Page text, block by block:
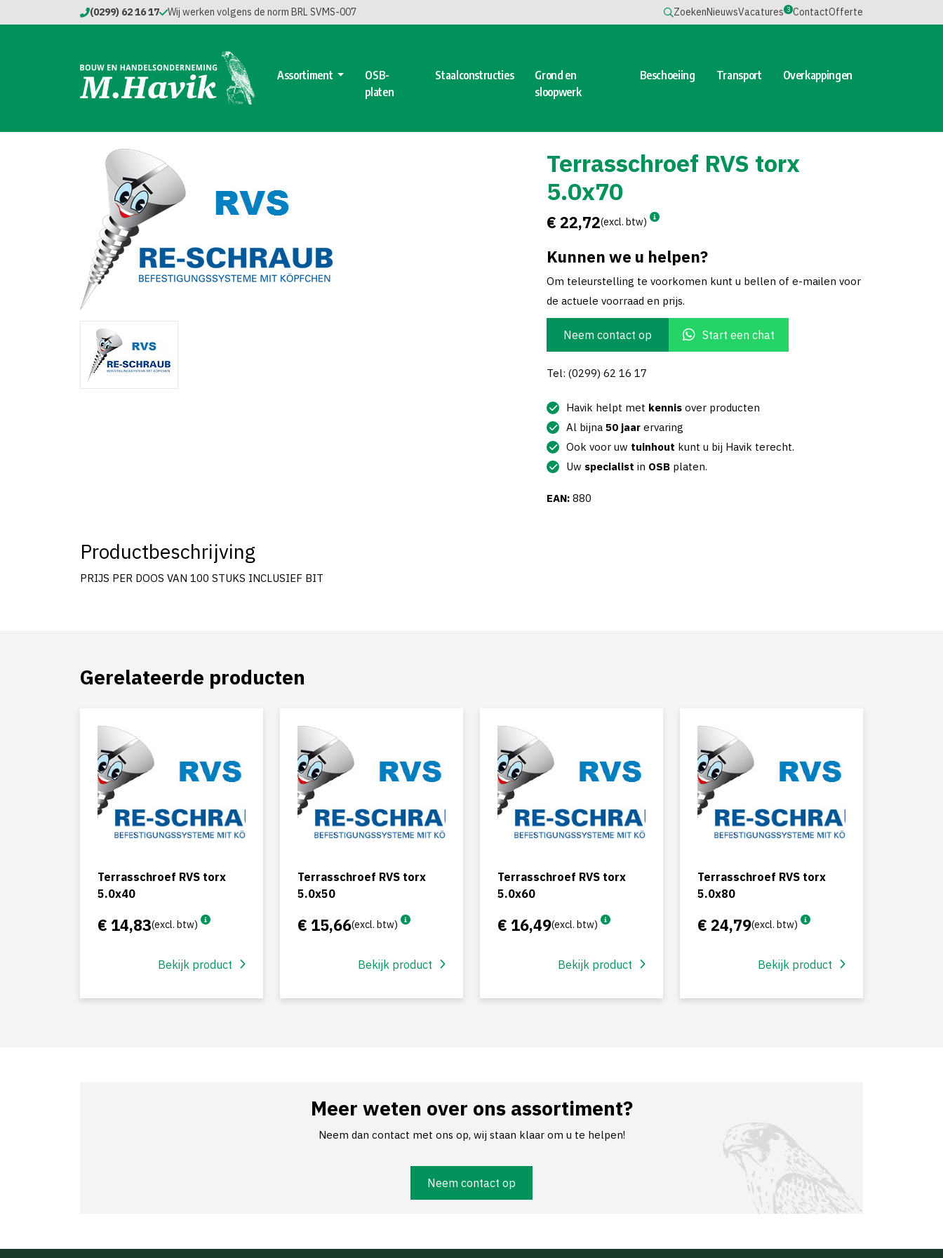
(0299) 62 16 17 Wij werken volgens de norm BRL SVMS-007 ZoekenNieuwsVacatures 3 ContactOfferte
Assortiment
OSB-
platen
Staalconstructies
Grond en
sloopwerk
Beschoeiing Transport Overkappingen
Terrasschroef RVS torx
5.0x70
€ 22,72(excl. btw)
Kunnen we u helpen?
Om teleurstelling te voorkomen kunt u bellen of e-mailen voor
de actuele voorraad en prijs.
Neem contact op Start een chat
Tel: (0299) 62 16 17
Havik helpt met kennis over producten
Al bijna 50 jaar ervaring
Ook voor uw tuinhout kunt u bij Havik terecht.
Uw specialist in OSB platen.
EAN: 880
Productbeschrijving
PRIJS PER DOOS VAN 100 STUKS INCLUSIEF BIT
Gerelateerde producten
Terrasschroef RVS torx
5.0x40
€ 14,83(excl. btw)
Bekijk product
Terrasschroef RVS torx
5.0x50
€ 15,66(excl. btw)
Bekijk product
Terrasschroef RVS torx
5.0x60
€ 16,49(excl. btw)
Bekijk product
Terrasschroef RVS torx
5.0x80
€ 24,79(excl. btw)
Bekijk product
Meer weten over ons assortiment?
Neem dan contact met ons op, wij staan klaar om u te helpen!
Neem contact op